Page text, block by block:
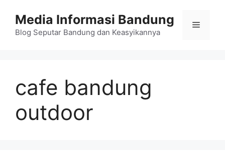
Media Informasi Bandung
Blog Seputar Bandung dan Keasyikannya
Menu
cafe bandung
outdoor